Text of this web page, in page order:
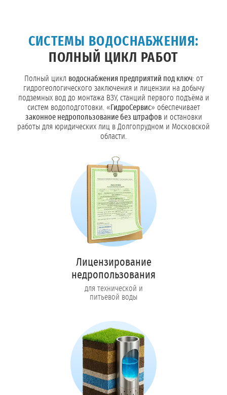
СИСТЕМЫ ВОДОСНАБЖЕНИЯ:
ПОЛНЫЙ ЦИКЛ РАБОТ
Полный цикл водоснабжения предприятий под ключ: от
гидрогеологического заключения и лицензии на добычу
подземных вод до монтажа ВЗУ, станций первого подъёма и
систем водоподготовки. «ГидроСервис» обеспечивает
законное недропользование без штрафови остановки
работы для юридических лиц в Долгопрудном и Московской
области.
Лицензирование
недропользования
для технической и
питьевой воды